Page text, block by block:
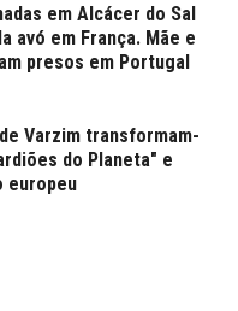
em Alcácer do Sal
avó em França. Mãe e
presos em Portugal
Varzim transformam-
do Planeta" e
europeu